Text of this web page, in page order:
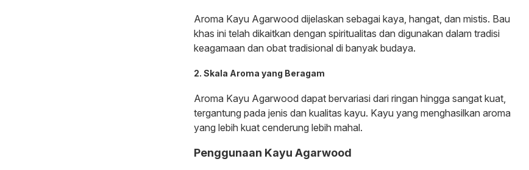
Aroma Kayu Agarwood dijelaskan sebagai kaya, hangat, dan mistis. Bau
khas ini telah dikaitkan dengan spiritualitas dan digunakan dalam tradisi
keagamaan dan obat tradisional di banyak budaya.
2. Skala Aroma yang Beragam
Aroma Kayu Agarwood dapat bervariasi dari ringan hingga sangat kuat,
tergantung pada jenis dan kualitas kayu. Kayu yang menghasilkan aroma
yang lebih kuat cenderung lebih mahal.
Penggunaan Kayu Agarwood